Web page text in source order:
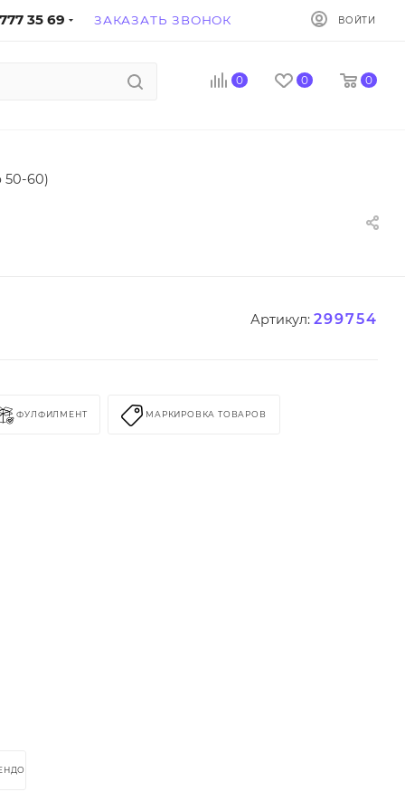
35 69 ЗАКАЗАТЬ ЗВОНОК ВОЙТИ
0 0 0
50-60)
Артикул: 299754
ФУЛФИЛМЕНТ МАРКИРОВКА ТОВАРОВ